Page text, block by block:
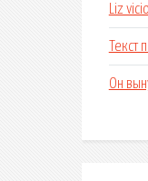
Liz
Он